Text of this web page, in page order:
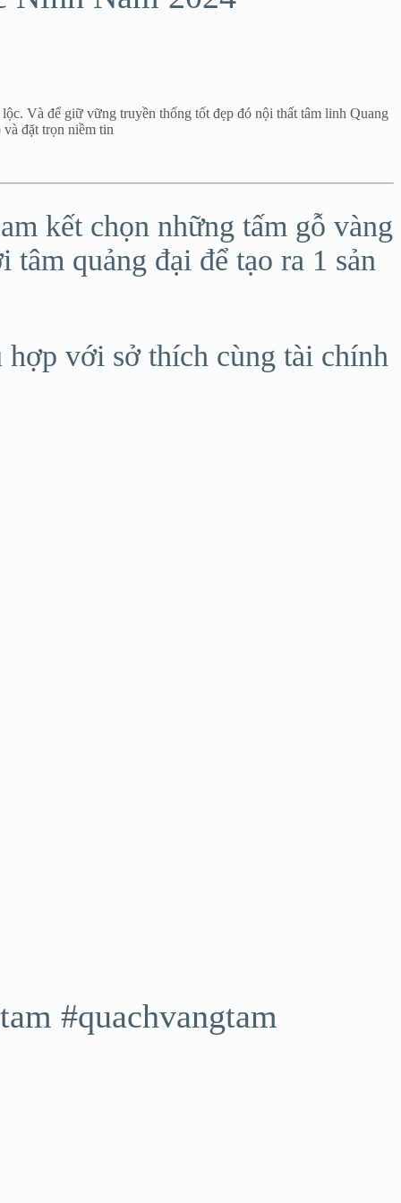
Và để giữ vững truyền thống tốt đẹp đó nội thất tâm linh Quang
đặt trọn niềm tin
kết chọn những tấm gỗ vàng
quảng đại để tạo ra 1 sản
với sở thích cùng tài chính
#quachvangtam